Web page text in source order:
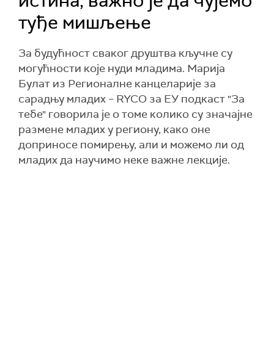
туђе мишљење
За будућност сваког друштва кључне су
могућности које нуди младима. Марија
Булат из Регионалне канцеларије за
сарадњу младих – RYCO за ЕУ подкаст "За
тебе" говорила је о томе колико су значајне
размене младих у региону, како оне
доприносе помирењу, али и можемо ли од
младих да научимо неке важне лекције.